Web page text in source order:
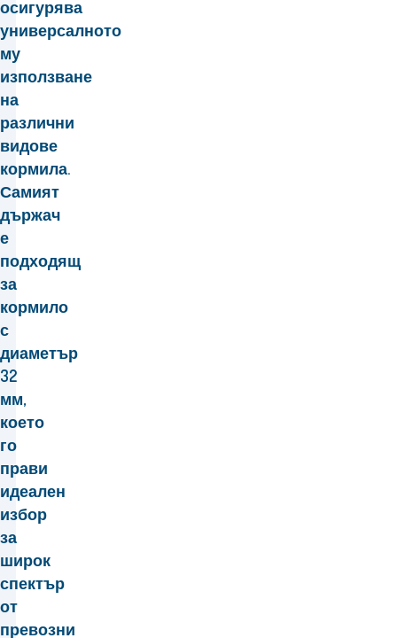
осигурява
универсалното
му
използване
на
различни
видове
кормила.
Самият
държач
е
подходящ
за
кормило
с
диаметър
32
мм,
което
го
прави
идеален
избор
за
широк
спектър
от
превозни